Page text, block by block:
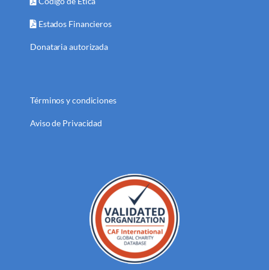
Estados Financieros
Donataria autorizada
Términos y condiciones
Aviso de Privacidad